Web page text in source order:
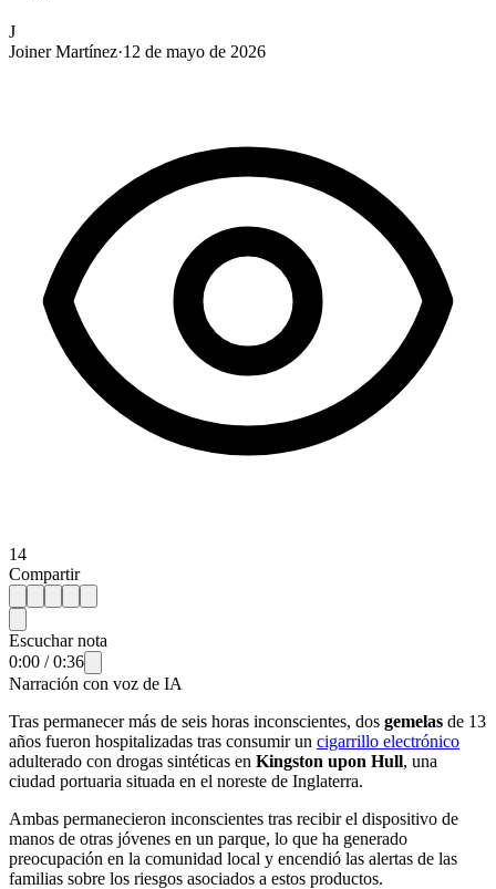
J
Joiner Martínez·12 de mayo de 2026
14
Compartir
Escuchar nota
0:00 /0:36
Narración con voz de IA
Tras permanecer más de seis horas inconscientes, dos gemelas de 13
años fueron hospitalizadas tras consumir un cigarrillo electrónico
adulterado con drogas sintéticas en Kingston upon Hull, una
ciudad portuaria situada en el noreste de Inglaterra.
Ambas permanecieron inconscientes tras recibir el dispositivo de
manos de otras jóvenes en un parque, lo que ha generado
preocupación en la comunidad local y encendió las alertas de las
familias sobre los riesgos asociados a estos productos.